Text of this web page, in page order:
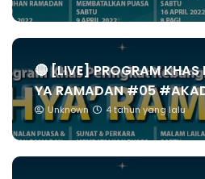
🔴 [LIVE] PROGRAM
YA RAMADAN #05
Unknown 4 tahun yang lalu